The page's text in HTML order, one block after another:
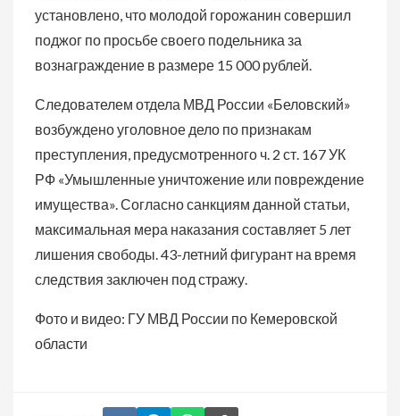
установлено, что молодой горожанин совершил
поджог по просьбе своего подельника за
вознаграждение в размере 15 000 рублей.
Следователем отдела МВД России «Беловский»
возбуждено уголовное дело по признакам
преступления, предусмотренного ч. 2 ст. 167 УК
РФ «Умышленные уничтожение или повреждение
имущества». Согласно санкциям данной статьи,
максимальная мера наказания составляет 5 лет
лишения свободы. 43-летний фигурант на время
следствия заключен под стражу.
Фото и видео: ГУ МВД России по Кемеровской
области